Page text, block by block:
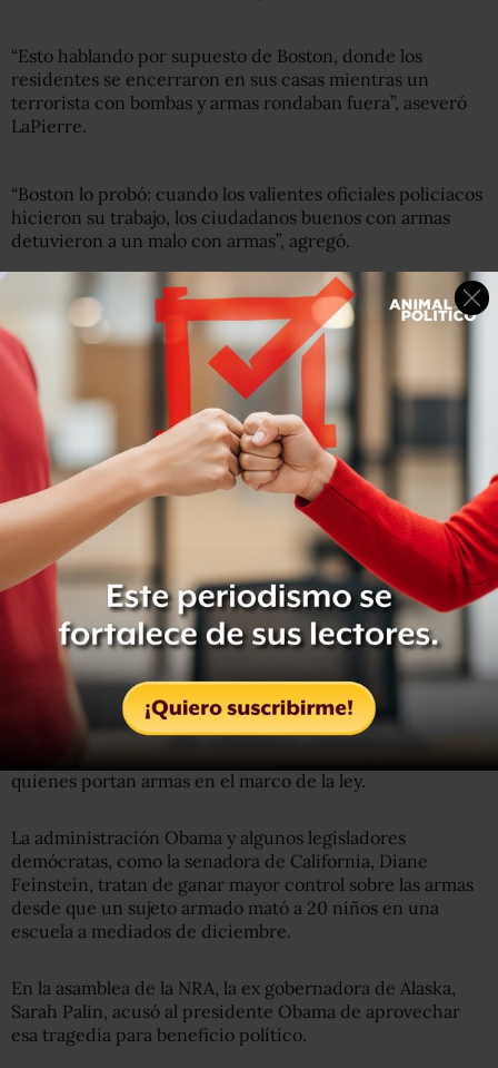
“Esto hablando por supuesto de Boston, donde los
residentes se encerraron en sus casas mientras un
terrorista con bombas y armas rondaban fuera”, aseveró
LaPierre.
“Boston lo probó: cuando los valientes oficiales policiacos
hicieron su trabajo, los ciudadanos buenos con armas
detuvieron a un malo con armas”, agregó.
Declaró que “la única forma de detener a un malo que
está armado es con ciudadanos buenos armados”.
LaPierre acusó a la administración del presidente Barack
Obama, que busca un mayor control sobre la venta y
portación de armas de fuego en el país, de “satanizar” a
quienes portan armas en el marco de la ley.
La administración Obama y algunos legisladores
demócratas, como la senadora de California, Diane
Feinstein, tratan de ganar mayor control sobre las armas
desde que un sujeto armado mató a 20 niños en una
escuela a mediados de diciembre.
En la asamblea de la NRA, la ex gobernadora de Alaska,
Sarah Palin, acusó al presidente Obama de aprovechar
esa tragedia para beneficio político.